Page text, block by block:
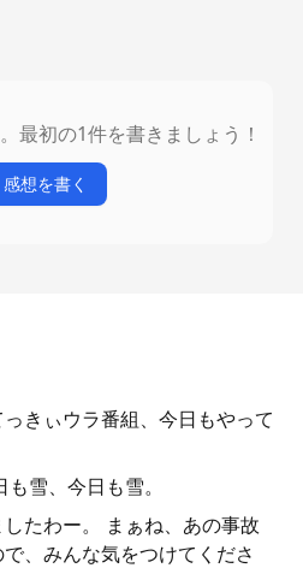
最初の1件を書きましょう！
感想を書く
きぃウラ番組、今日もやって
雪、今日も雪。
たわー。 まぁね、あの事故
、みんな気をつけてくださ